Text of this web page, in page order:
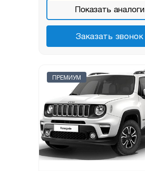
Показать аналоги
Заказать звонок
ПРЕМИУМ